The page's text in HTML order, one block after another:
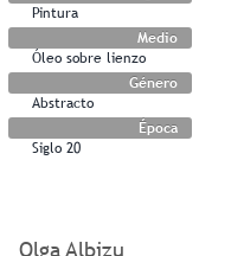
Pintura
Medio
Óleo sobre lienzo
Género
Abstracto
Época
Siglo 20
Olga Albizu